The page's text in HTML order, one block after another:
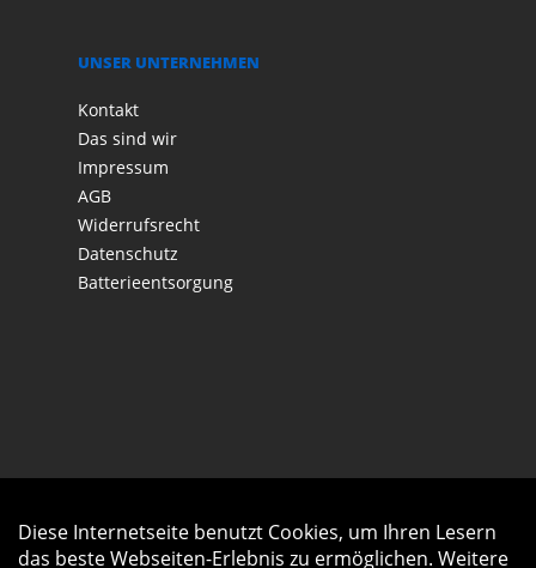
UNSER UNTERNEHMEN
Kontakt
Das sind wir
Impressum
AGB
Widerrufsrecht
Datenschutz
Batterieentsorgung
Diese Internetseite benutzt Cookies, um Ihren Lesern
das beste Webseiten-Erlebnis zu ermöglichen. Weitere
Auftrag widerrufen